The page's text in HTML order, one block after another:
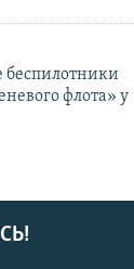
беспилотники
флота» у